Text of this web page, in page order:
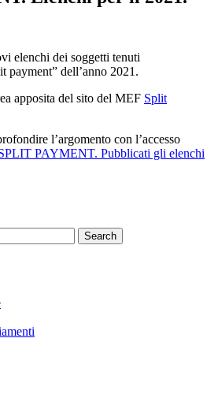
elenchi dei soggetti tenuti
payment” dell’anno 2021.
apposita del sito del MEF Split
l’argomento con l’accesso
PAYMENT. Pubblicati gli elenchi